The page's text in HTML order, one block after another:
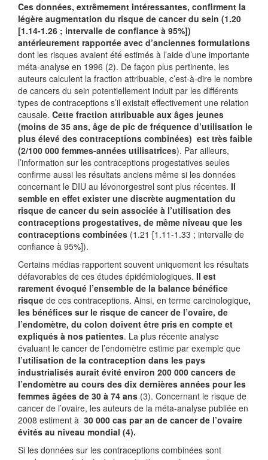
Ces données, extrêmement intéressantes, confirment la
légère augmentation du risque de cancer du sein (1.20
[1.14-1.26 ; intervalle de confiance à 95%])
antérieurement rapportée avec d’anciennes formulations
dont les risques avaient été estimés à l’aide d’une importante
méta-analyse en 1996 (2). De façon plus pertinente, les
auteurs calculent la fraction attribuable, c’est-à-dire le nombre
de cancers du sein potentiellement induit par les différents
types de contraceptions s’il existait effectivement une relation
causale. Cette fraction attribuable aux âges jeunes
(moins de 35 ans, âge de pic de fréquence d’utilisation le
plus élevé des contraceptions combinées) est très faible
(2/100 000 femmes-années utilisatrices). Par ailleurs,
l’information sur les contraceptions progestatives seules
confirme aussi les résultats anciens même si les données
concernant le DIU au lévonorgestrel sont plus récentes. Il
semble en effet exister une discrète augmentation du
risque de cancer du sein associée à l’utilisation des
contraceptions progestatives, de même niveau que les
contraceptions combinées (1.21 [1.11-1.33 ; intervalle de
confiance à 95%]).
Certains médias rapportent souvent uniquement les résultats
défavorables de ces études épidémiologiques. Il est
rarement évoqué l’ensemble de la balance bénéfice
risque de ces contraceptions. Ainsi, en terme carcinologique,
les bénéfices sur le risque de cancer de l’ovaire, de
l’endomètre, du colon doivent être pris en compte et
expliqués à nos patientes. La plus récente analyse
évaluant le cancer de l’endomètre estime par exemple que
l’utilisation de la contraception dans les pays
industrialisés aurait évité environ 200 000 cancers de
l’endomètre au cours des dix dernières années pour les
femmes âgées de 30 à 74 ans (3). Concernant le risque de
cancer de l’ovaire, les auteurs de la méta-analyse publiée en
2008 estiment à 30 000 cas par an de cancer de l’ovaire
évités au niveau mondial (4).
Si les données sur les contraceptions combinées sont